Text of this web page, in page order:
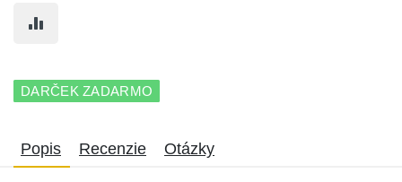
DARČEK ZADARMO
Popis Recenzie Otázky